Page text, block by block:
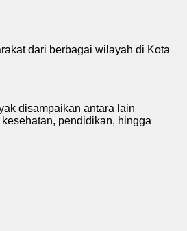
dari berbagai wilayah di Kota
disampaikan antara lain
pendidikan, hingga